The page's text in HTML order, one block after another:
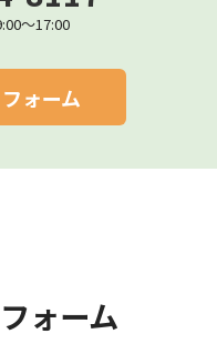
～17:00
ォーム
ォーム